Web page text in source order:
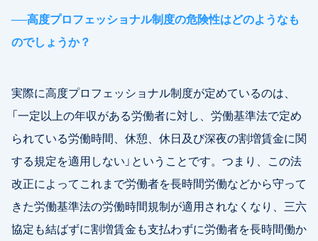
──高度プロフェッショナル制度の危険性はどのようなも
のでしょうか？
実際に高度プロフェッショナル制度が定めているのは、
「一定以上の年収がある労働者に対し、労働基準法で定め
られている労働時間、休憩、休日及び深夜の割増賃金に関
する規定を適用しない」ということです。つまり、この法
改正によってこれまで労働者を長時間労働などから守って
きた労働基準法の労働時間規制が適用されなくなり、三六
協定も結ばずに割増賃金も支払わずに労働者を長時間働か